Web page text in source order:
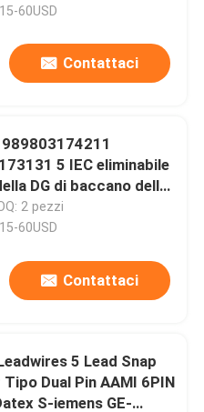
60USD
Contattaci
5 IEC eliminabile
DG di baccano della
del cavo del
2 pezzi
60USD
Contattaci
5 Lead Snap
Tipo Dual Pin AAMI 6PIN
S-iemens GE-